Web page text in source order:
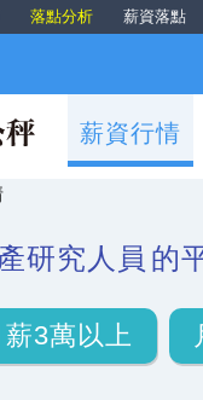
落點分析 薪資落點
薪資行情
研究人員 的
薪3萬以上